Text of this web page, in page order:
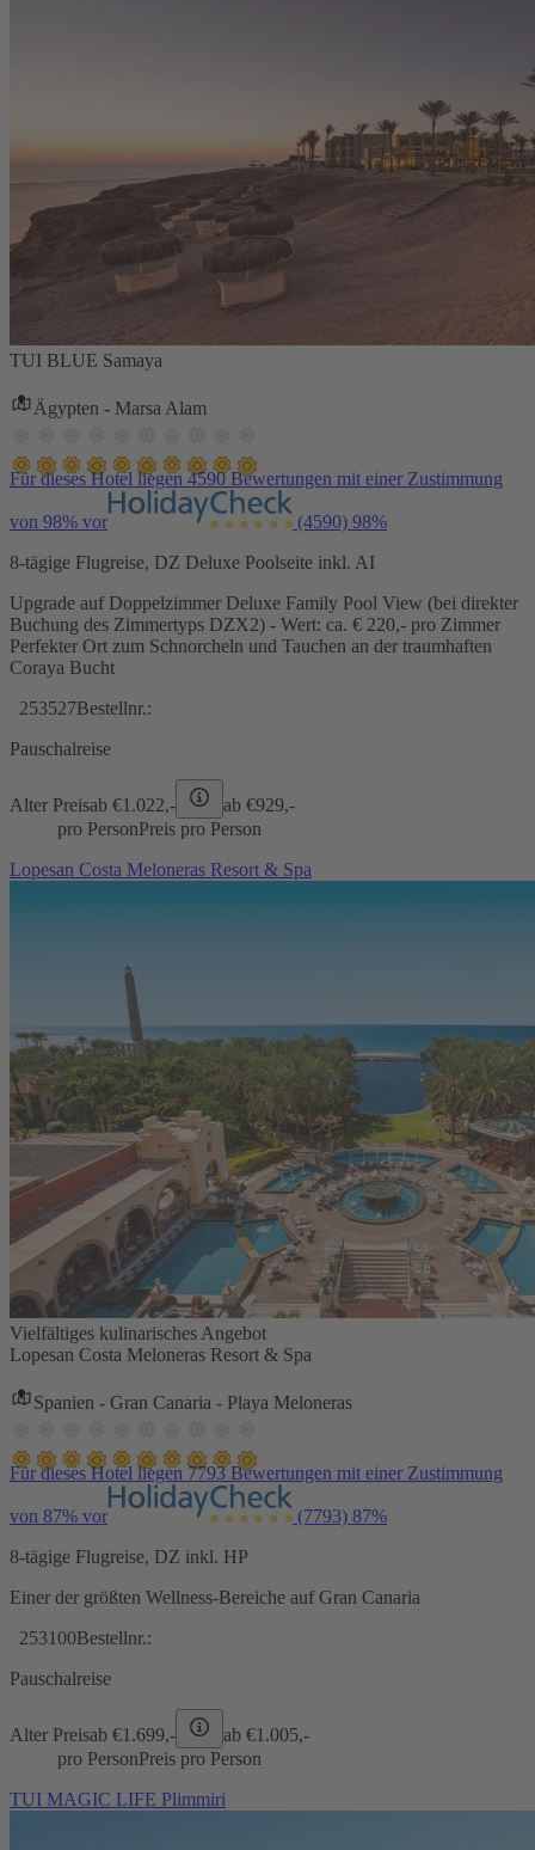
TUI BLUE Samaya
Ägypten - Marsa Alam
Für dieses Hotel liegen 4590 Bewertungen mit einer Zustimmung
von 98% vor (4590) 98%
8-tägige Flugreise, DZ Deluxe Poolseite inkl. AI
Upgrade auf Doppelzimmer Deluxe Family Pool View (bei direkter
Buchung des Zimmertyps DZX2) - Wert: ca. € 220,- pro Zimmer
Perfekter Ort zum Schnorcheln und Tauchen an der traumhaften
Coraya Bucht
253527Bestellnr.:
Pauschalreise
Alter Preisab €1.022,- ab €929,-
pro PersonPreis pro Person
Lopesan Costa Meloneras Resort & Spa
Vielfältiges kulinarisches Angebot
Lopesan Costa Meloneras Resort & Spa
Spanien - Gran Canaria - Playa Meloneras
Für dieses Hotel liegen 7793 Bewertungen mit einer Zustimmung
von 87% vor (7793) 87%
8-tägige Flugreise, DZ inkl. HP
Einer der größten Wellness-Bereiche auf Gran Canaria
253100Bestellnr.:
Pauschalreise
Alter Preisab €1.699,- ab €1.005,-
pro PersonPreis pro Person
TUI MAGIC LIFE Plimmiri